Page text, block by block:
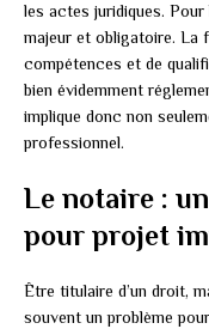
les actes juridiques.
majeur et obligatoire. La
compétences et de
bien évidemment
implique donc non
professionnel.
Le notaire :
pour projet
Être titulaire d’un droit,
souvent un problème